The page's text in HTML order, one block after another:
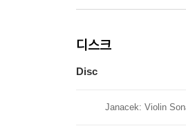
디스크
Disc
Janacek: Violin